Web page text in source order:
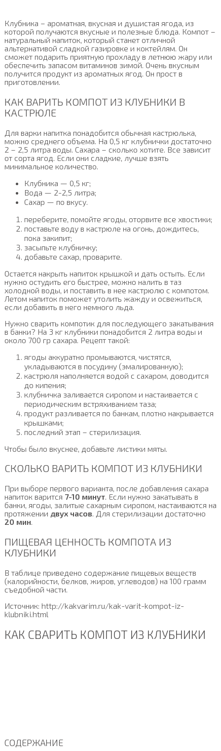
Клубника – ароматная, вкусная и душистая ягода, из
которой получаются вкусные и полезные блюда. Компот –
натуральный напиток, который станет отличной
альтернативой сладкой газировке и коктейлям. Он
сможет подарить приятную прохладу в летнюю жару или
обеспечить запасом витаминов зимой. Очень вкусным
получится продукт из ароматных ягод. Он прост в
приготовлении.
КАК ВАРИТЬ КОМПОТ ИЗ КЛУБНИКИ В
КАСТРЮЛЕ
Для варки напитка понадобится обычная кастрюлька,
можно среднего объема. На 0,5 кг клубнички достаточно
2 – 2,5 литра воды. Сахара – сколько хотите. Все зависит
от сорта ягод. Если они сладкие, лучше взять
минимальное количество.
Клубника — 0,5 кг;
Вода — 2-2,5 литра;
Сахар — по вкусу.
переберите, помойте ягоды, оторвите все хвостики;
поставьте воду в кастрюле на огонь, дождитесь,
пока закипит;
засыпьте клубничку;
добавьте сахар, проварите.
Остается накрыть напиток крышкой и дать остыть. Если
нужно остудить его быстрее, можно налить в таз
холодной воды, и поставить в нее кастрюлю с компотом.
Летом напиток поможет утолить жажду и освежиться,
если добавить в него немного льда.
Нужно сварить компотик для последующего закатывания
в банки? На 3 кг клубники понадобится 2 литра воды и
около 700 гр сахара. Рецепт такой:
ягоды аккуратно промываются, чистятся,
укладываются в посудину (эмалированную);
кастрюля наполняется водой с сахаром, доводится
до кипения;
клубничка заливается сиропом и настаивается с
периодическим встряхиванием таза;
продукт разливается по банкам, плотно накрывается
крышками;
последний этап – стерилизация.
Чтобы было вкуснее, добавьте листики мяты.
СКОЛЬКО ВАРИТЬ КОМПОТ ИЗ КЛУБНИКИ
При выборе первого варианта, после добавления сахара
напиток варится 7-10 минут. Если нужно закатывать в
банки, ягоды, залитые сахарным сиропом, настаиваются на
протяжении двух часов. Для стерилизации достаточно
20 мин.
ПИЩЕВАЯ ЦЕННОСТЬ КОМПОТА ИЗ
КЛУБНИКИ
В таблице приведено содержание пищевых веществ
(калорийности, белков, жиров, углеводов) на 100 грамм
съедобной части.
Источник: http://kakvarim.ru/kak-varit-kompot-iz-
klubniki.html
КАК СВАРИТЬ КОМПОТ ИЗ КЛУБНИКИ
СОДЕРЖАНИЕ